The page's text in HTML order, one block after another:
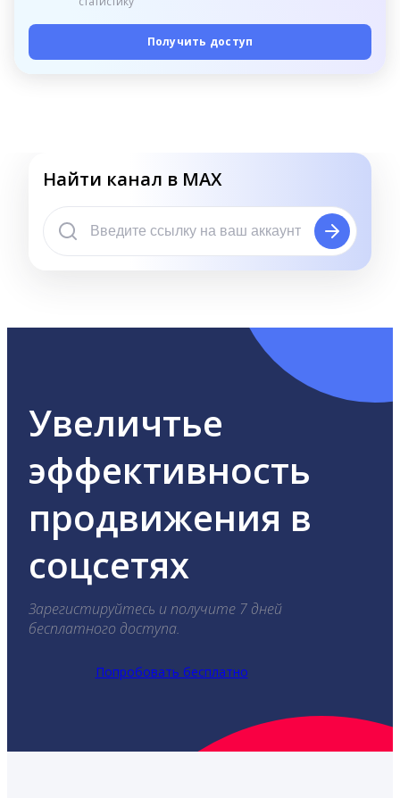
Получить доступ
Найти канал в MAX
Увеличтье
эффективность
продвижения в
соцсетях
Зарегистируйтесь и получите 7 дней
бесплатного доступа.
Попробовать бесплатно